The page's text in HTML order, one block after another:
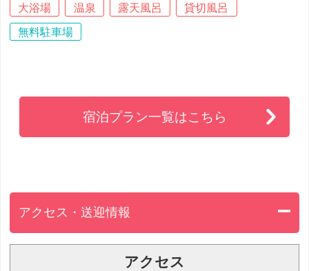
大浴場 温泉 露天風呂
貸切風呂
無料駐車場
宿泊プラン一覧はこちら
アクセス・送迎情報
アクセス